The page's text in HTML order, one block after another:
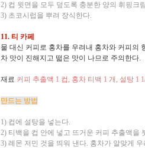
2) 컵 윗면을 모두 덮도록 충분한 양의 휘핑크
3) 초코시럽을 뿌려 장식한다.
11. 티 카페
물 대신 커피로 홍차를 우려내 홍차와 커피의
차 맛이 진해지고 떫은 맛이 나므로 주의한다.
재료 커피 추출액 1 컵, 홍차 티백 1 개, 설탕 1
만드는 방법
1) 컵에 설탕을 넣는다.
2) 티백을 컵 안에 넣고 뜨거운 커피 추출액을
3) 레몬 저민 것을 띄워 낸다. 홍차가 알맞게